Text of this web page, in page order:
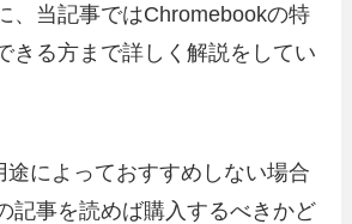
、当記事ではChromebookの特
きる方まで詳しく解説をしてい
途によっておすすめしない場合
記事を読めば購入するべきかど